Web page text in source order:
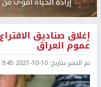
إغلاق صناديق
عموم العراق
تم النشر بتاريخ: 2021-10-10 19:45